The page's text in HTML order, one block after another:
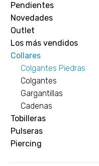
Pendientes
Novedades
Outlet
Los más vendidos
Collares
Colgantes Piedras
Colgantes
Gargantillas
Cadenas
Tobilleras
Pulseras
Piercing